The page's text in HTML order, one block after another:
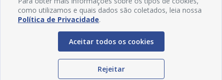
Redes Sociais
como utilizamos e quais dados são coletados, leia nossa
Política de Privacidade.
Aceitar todos os cookies
Rejeitar